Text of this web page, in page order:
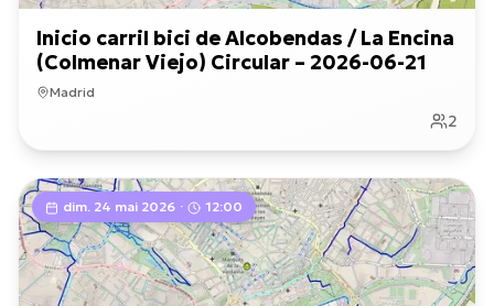
Inicio carril bici de Alcobendas / La Encina
(Colmenar Viejo) Circular – 2026-06-21
Madrid
2
dim. 24 mai 2026 · 12:00